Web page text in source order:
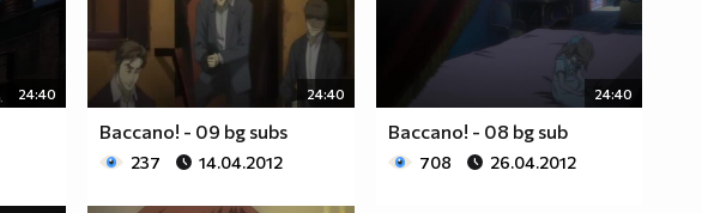
24:40 24:40
Baccano! - 09 bg subs
237 14.04.2012
24:40
Baccano! - 08 bg sub
708 26.04.2012